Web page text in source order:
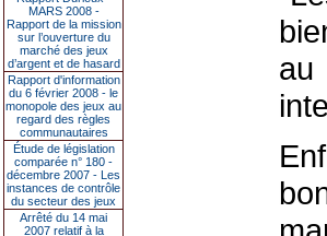
MARS 2008 -
Rapport de la mission
sur l’ouverture du
marché des jeux
d’argent et de hasard
Rapport d'information
du 6 février 2008 - le
monopole des jeux au
regard des règles
communautaires
Étude de législation
comparée n° 180 -
décembre 2007 - Les
instances de contrôle
du secteur des jeux
Arrêté du 14 mai
2007 relatif à la